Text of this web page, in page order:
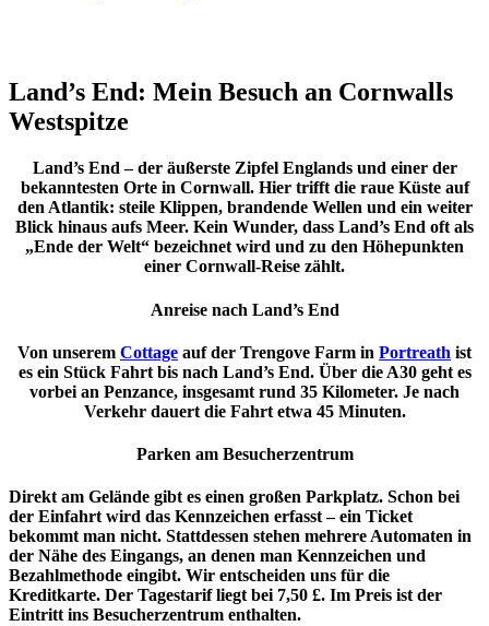
Land’s End: Mein Besuch an Cornwalls
Westspitze
Land’s End – der äußerste Zipfel Englands und einer der
bekanntesten Orte in Cornwall. Hier trifft die raue Küste auf
den Atlantik: steile Klippen, brandende Wellen und ein weiter
Blick hinaus aufs Meer. Kein Wunder, dass Land’s End oft als
„Ende der Welt“ bezeichnet wird und zu den Höhepunkten
einer Cornwall-Reise zählt.
Anreise nach Land’s End
Von unserem Cottage auf der Trengove Farm in Portreath ist
es ein Stück Fahrt bis nach Land’s End. Über die A30 geht es
vorbei an Penzance, insgesamt rund 35 Kilometer. Je nach
Verkehr dauert die Fahrt etwa 45 Minuten.
Parken am Besucherzentrum
Direkt am Gelände gibt es einen großen Parkplatz. Schon bei
der Einfahrt wird das Kennzeichen erfasst – ein Ticket
bekommt man nicht. Stattdessen stehen mehrere Automaten in
der Nähe des Eingangs, an denen man Kennzeichen und
Bezahlmethode eingibt. Wir entscheiden uns für die
Kreditkarte. Der Tagestarif liegt bei 7,50 £. Im Preis ist der
Eintritt ins Besucherzentrum enthalten.